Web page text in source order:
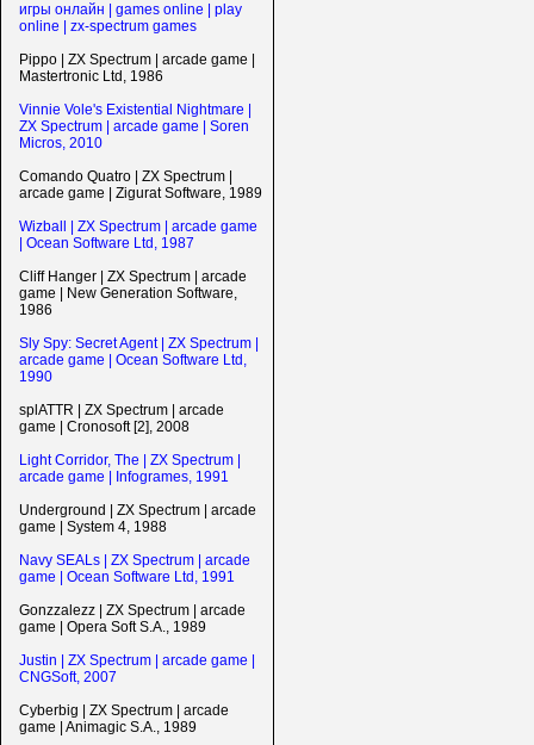
игры онлайн | games online | play
online | zx-spectrum games
Pippo | ZX Spectrum | arcade game |
Mastertronic Ltd, 1986
Vinnie Vole's Existential Nightmare |
ZX Spectrum | arcade game | Soren
Micros, 2010
Comando Quatro | ZX Spectrum |
arcade game | Zigurat Software, 1989
Wizball | ZX Spectrum | arcade game
| Ocean Software Ltd, 1987
Cliff Hanger | ZX Spectrum | arcade
game | New Generation Software,
1986
Sly Spy: Secret Agent | ZX Spectrum |
arcade game | Ocean Software Ltd,
1990
splATTR | ZX Spectrum | arcade
game | Cronosoft [2], 2008
Light Corridor, The | ZX Spectrum |
arcade game | Infogrames, 1991
Underground | ZX Spectrum | arcade
game | System 4, 1988
Navy SEALs | ZX Spectrum | arcade
game | Ocean Software Ltd, 1991
Gonzzalezz | ZX Spectrum | arcade
game | Opera Soft S.A., 1989
Justin | ZX Spectrum | arcade game |
CNGSoft, 2007
Cyberbig | ZX Spectrum | arcade
game | Animagic S.A., 1989